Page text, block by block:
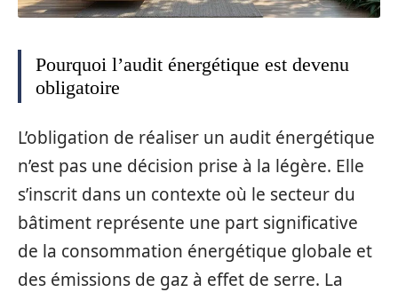
Pourquoi l’audit énergétique est devenu
obligatoire
L’obligation de réaliser un audit énergétique
n’est pas une décision prise à la légère. Elle
s’inscrit dans un contexte où le secteur du
bâtiment représente une part significative
de la consommation énergétique globale et
des émissions de gaz à effet de serre. La